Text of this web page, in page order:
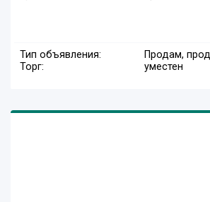
Тип объявления:
Продам,
Торг:
уместен